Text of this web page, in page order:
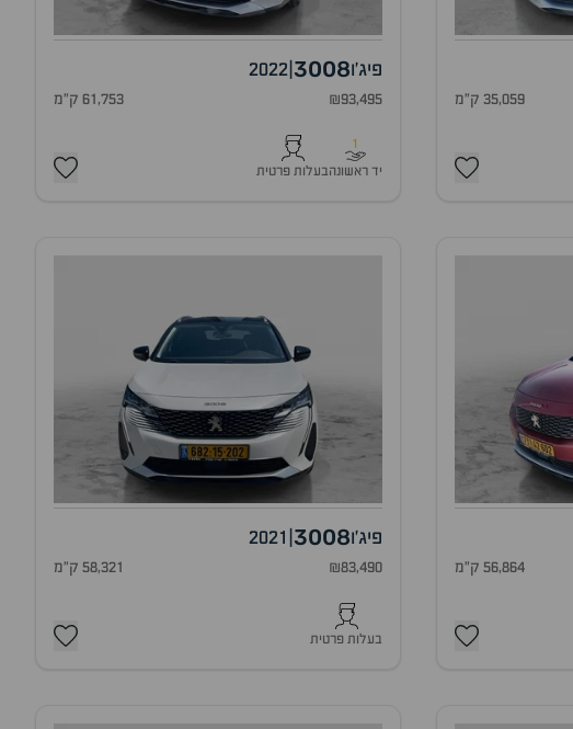
35,059 ק"מ
פיג'ו3008
2022
₪93,495 61,753 ק"מ
1
יד ראשונהבעלות פרטית
56,864 ק"מ
פיג'ו3008
2021
₪83,490 58,321 ק"מ
בעלות פרטית